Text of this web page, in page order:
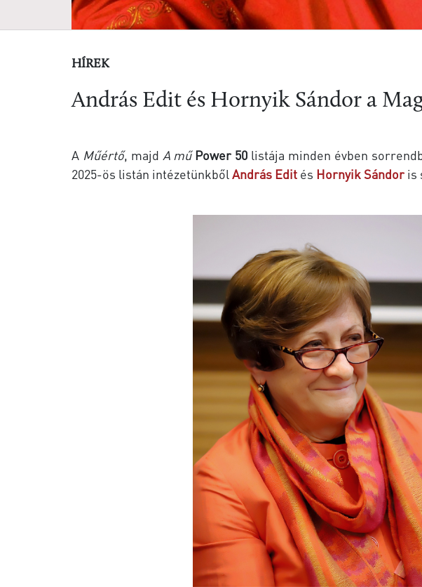
HÍREK
András Edit és Hornyik Sándor a
A Műértő, majd A mű Power 50 listája minden évben
2025-ös listán intézetünkből András Edit és Hornyik Sándor is